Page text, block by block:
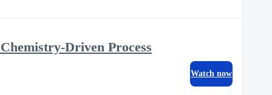
Driven Process
Watch now